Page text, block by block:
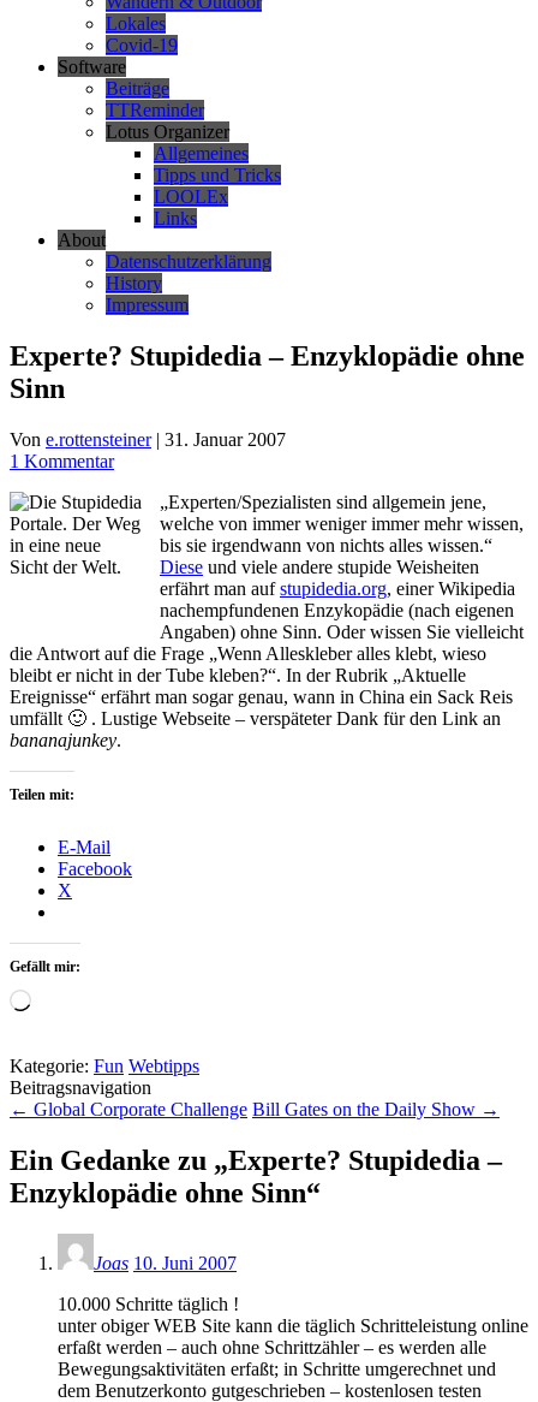
Lokales
Covid-19
Software
Beiträge
TTReminder
Lotus Organizer
Allgemeines
Tipps und Tricks
LOOLEx
Links
About
Datenschutzerklärung
History
Impressum
Experte? Stupidedia – Enzyklopädie ohne
Sinn
Von e.rottensteiner | 31. Januar 2007
1 Kommentar
„Experten/Spezialisten sind allgemein jene,
welche von immer weniger immer mehr wissen,
bis sie irgendwann von nichts alles wissen.“
Diese und viele andere stupide Weisheiten
erfährt man aufstupidedia.org, einer Wikipedia
nachempfundenen Enzykopädie (nach eigenen
Angaben) ohne Sinn. Oder wissen Sie vielleicht
die Antwort auf die Frage „Wenn Alleskleber alles klebt, wieso
bleibt er nicht in der Tube kleben?“. In der Rubrik „Aktuelle
Ereignisse“ erfährt man sogar genau, wann in China ein Sack Reis
umfällt 🙂 . Lustige Webseite – verspäteter Dank für den Link an
bananajunkey.
Teilen mit:
E-Mail
Facebook
X
Gefällt mir:
Wird
Kategorie: Fun Webtipps
Beitragsnavigation
← Global Corporate Challenge Bill Gates on the Daily Show →
Ein Gedanke zu „Experte? Stupidedia –
Enzyklopädie ohne Sinn“
Joas 10. Juni 2007
10.000 Schritte täglich !
unter obiger WEB Site kann die täglich Schritteleistung online
erfaßt werden – auch ohne Schrittzähler – es werden alle
Bewegungsaktivitäten erfaßt; in Schritte umgerechnet und
dem Benutzerkonto gutgeschrieben – kostenlosen testen